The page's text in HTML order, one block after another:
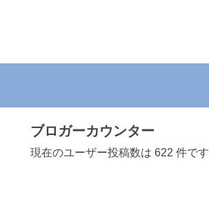
ブロガーカウンター
現在のユーザー投稿数は 622 件です